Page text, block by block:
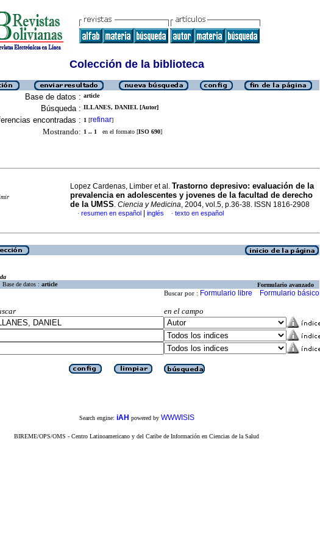
Colección de la biblioteca
Base de datos : article
Búsqueda : ILLANES, DANIEL [Autor]
encontradas : 1 [refinar]
Mostrando: 1 .. 1 en el formato [ISO 690]
Lopez Cardenas, Limber et al. Trastorno depresivo: evaluación de la
prevalencia en adolescentes y jovenes de la facultad de derecho
de la UMSS. Ciencia y Medicina, 2004, vol.5, p.36-38. ISSN 1816-2908
· resumen en español inglés · texto en español
Base de datos : article Formulario avanzado
Buscar por : Formulario libre Formulario básico
en el campo
Search engine: iAH powered by WWWISIS
BIREME/OPS/OMS - Centro Latinoamericano y del Caribe de Información en Ciencias de la Salud